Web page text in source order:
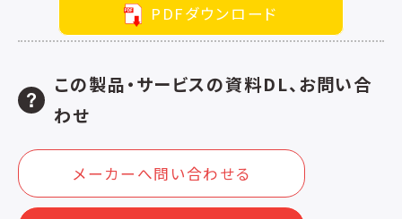
PDFダウンロード
この製品・サービスの資料DL、お問い合
わせ
メーカーへ問い合わせる